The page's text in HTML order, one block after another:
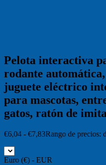
Pelota interactiva
rodante
juguete eléctrico
para mascotas,
gatos, ratón de
€6,04 - €7,83Rango de precios:
Euro (€) - EUR